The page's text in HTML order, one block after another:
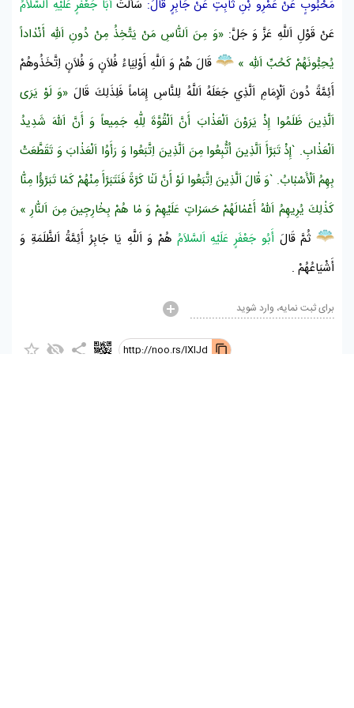
مَحْبُوبٍ عَنْعَمْرِو بْنِ ثَابِتٍ عَنْجَابِرٍقَالَ: سَأَلْتُأَبَا جَعْفَرٍ عَلَيْهِ اَلسَّلاَمُ
عَنْ قَوْلِ اَللَّهِ عَزَّ وَ جَلَّ:«وَ مِنَ اَلنّٰاسِ مَنْ يَتَّخِذُ مِنْ دُونِ اَللّٰهِ أَنْدٰاداً
يُحِبُّونَهُمْ كَحُبِّ اَللّٰهِ »
قَالَ هُمْ وَ اَللَّهِ أَوْلِيَاءُ فُلاَنٍ وَ فُلاَنٍ اِتَّخَذُوهُمْ
أَئِمَّةً دُونَ اَلْإِمَامِ اَلَّذِي جَعَلَهُ اَللَّهُ لِلنَّاسِ إِمَاماً فَلِذَلِكَ قَالَ «وَ لَوْ يَرَى
اَلَّذِينَ ظَلَمُوا إِذْ يَرَوْنَ اَلْعَذٰابَ أَنَّ اَلْقُوَّةَ لِلّٰهِ جَمِيعاً وَ أَنَّ اَللّٰهَ شَدِيدُ
اَلْعَذٰابِ. `إِذْ تَبَرَّأَ اَلَّذِينَ اُتُّبِعُوا مِنَ اَلَّذِينَ اِتَّبَعُوا وَ رَأَوُا اَلْعَذٰابَ وَ تَقَطَّعَتْ
بِهِمُ اَلْأَسْبٰابُ. `وَ قٰالَ اَلَّذِينَ اِتَّبَعُوا لَوْ أَنَّ لَنٰا كَرَّةً فَنَتَبَرَّأَ مِنْهُمْ كَمٰا تَبَرَّؤُا مِنّٰا
كَذٰلِكَ يُرِيهِمُ اَللّٰهُ أَعْمٰالَهُمْ حَسَرٰاتٍ عَلَيْهِمْ وَ مٰا هُمْ بِخٰارِجِينَ مِنَ اَلنّٰارِ»
ثُمَّ قَالَأَبُو جَعْفَرٍ عَلَيْهِ اَلسَّلاَمُ هُمْ وَ اَللَّهِ يَا جَابِرُأَئِمَّةُ اَلظَّلَمَةِ وَ
أَشْيَاعُهُمْ .
برای ثبت نمایه، وارد شوید
http://noo.rs/lXIJd